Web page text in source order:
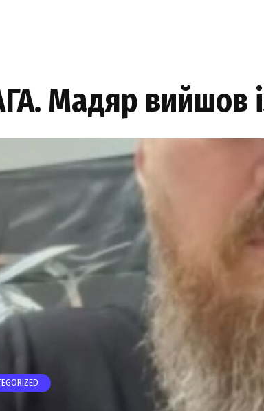
Мадяр вийшов